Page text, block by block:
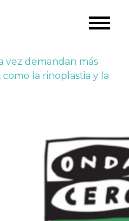
vez demandan más
la rinoplastia y la